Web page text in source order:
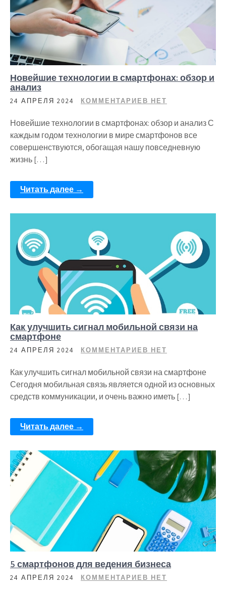
Новейшие технологии в смартфонах: обзор и
анализ
24 АПРЕЛЯ 2024 КОММЕНТАРИЕВ НЕТ
Новейшие технологии в смартфонах: обзор и анализ С
каждым годом технологии в мире смартфонов все
совершенствуются, обогащая нашу повседневную
жизнь […]
Читать далее →
Как улучшить сигнал мобильной связи на
смартфоне
24 АПРЕЛЯ 2024 КОММЕНТАРИЕВ НЕТ
Как улучшить сигнал мобильной связи на смартфоне
Сегодня мобильная связь является одной из основных
средств коммуникации, и очень важно иметь […]
Читать далее →
5 смартфонов для ведения бизнеса
24 АПРЕЛЯ 2024 КОММЕНТАРИЕВ НЕТ